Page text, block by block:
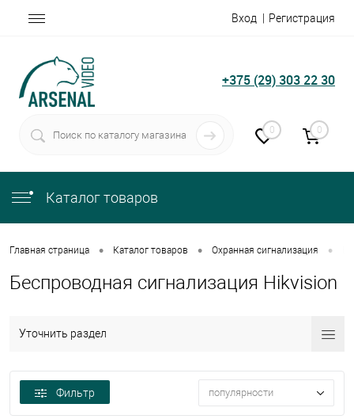
Вход Регистрация
+375 (29) 303 22 30
0 0
Каталог товаров
Главная страница • Каталог товаров • Охранная сигнализация •
Беспроводная сигнализация Hikvision
Уточнить раздел
Фильтр популярности